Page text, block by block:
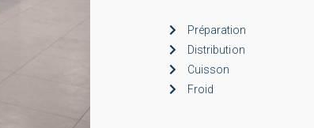
Préparation
Distribution
Cuisson
Froid